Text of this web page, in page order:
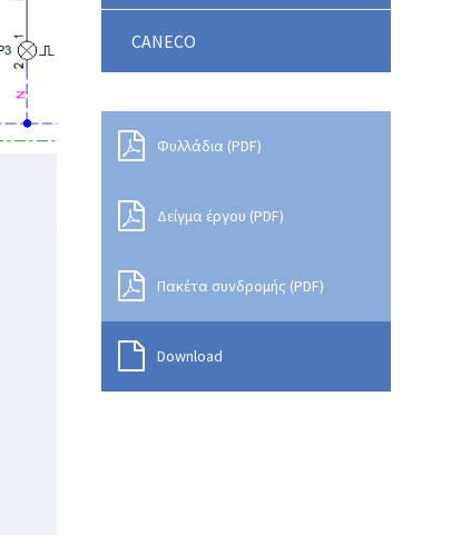
CANECO
Φυλλάδια (PDF)
Δείγμα έργου (PDF)
Πακέτα συνδρομής (PDF)
Download